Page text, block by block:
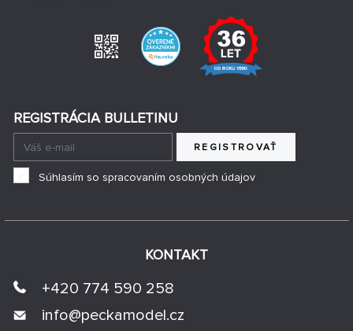
KONTAKT
+420 774 590 258
info@peckamodel.cz
REGISTRÁCIA BULLETINU
REGISTROVAŤ
Súhlasím so spracovaním osobných údajov